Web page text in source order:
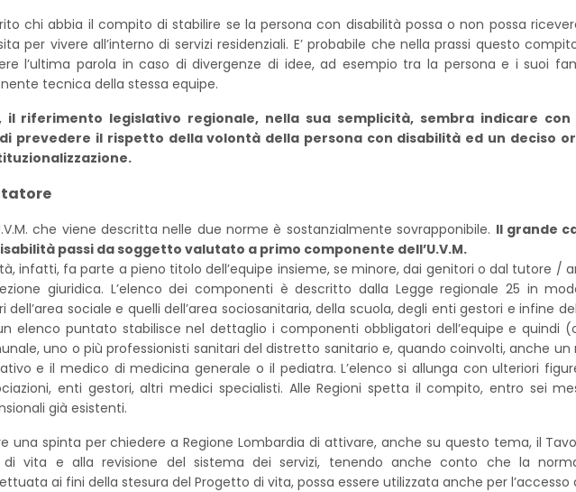
chi abbia il compito di stabilire se la persona con disabilità possa o non possa
per vivere all’interno di servizi residenziali. E’ probabile che nella prassi questo
l’ultima parola in caso di divergenze di idee, ad esempio tra la persona e i suoi
tecnica della stessa equipe.
il riferimento legislativo regionale, nella sua semplicità, sembra indicare
prevedere il rispetto della volontà della persona con disabilità ed un deciso
che viene descritta nelle due norme è sostanzialmente sovrapponibile. Il grande
passi da soggetto valutato a primo componente dell’U.V.M.
infatti, fa parte a pieno titolo dell’equipe insieme, se minore, dai genitori o dal tutore /
giuridica. L’elenco dei componenti è descritto dalla Legge regionale 25 in
sociale e quelli dell’area sociosanitaria, della scuola, degli enti gestori e infine
elenco puntato stabilisce nel dettaglio i componenti obbligatori dell’equipe e quindi
uno o più professionisti sanitari del distretto sanitario e, quando coinvolti, anche
e il medico di medicina generale o il pediatra. L’elenco si allunga con ulteriori
enti gestori, altri medici specialisti. Alle Regioni spetta il compito, entro sei
già esistenti.
una spinta per chiedere a Regione Lombardia di attivare, anche su questo tema, il
vita e alla revisione del sistema dei servizi, tenendo anche conto che la
ai fini della stesura del Progetto di vita, possa essere utilizzata anche per l’accesso